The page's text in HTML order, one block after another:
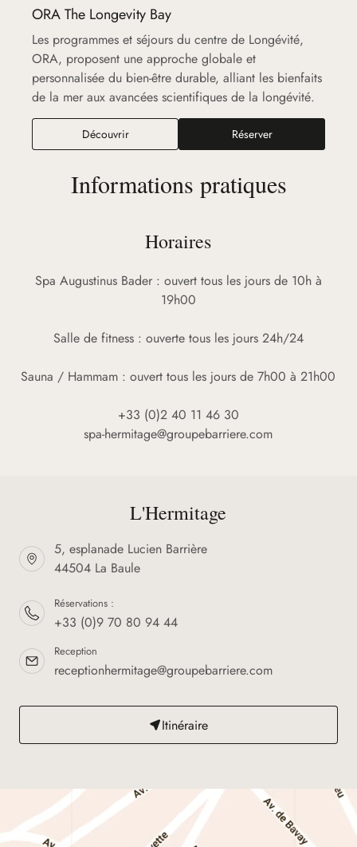
ORA The Longevity Bay
Les programmes et séjours du centre de Longévité,
ORA, proposent une approche globale et
personnalisée du bien-être durable, alliant les bienfaits
de la mer aux avancées scientifiques de la longévité.
DécouvrirORA The Longevity BayRéserver
Informations pratiques
Horaires
Spa Augustinus Bader : ouvert tous les jours de 10h à
19h00
Salle de fitness : ouverte tous les jours 24h/24
Sauna / Hammam : ouvert tous les jours de 7h00 à 21h00
+33 (0)2 40 11 46 30
spa-hermitage@groupebarriere.com
L'Hermitage
5, esplanade Lucien Barrière
44504 La Baule
Réservations :
+33 (0)9 70 80 94 44
Reception
receptionhermitage@groupebarriere.com
Itinéraire